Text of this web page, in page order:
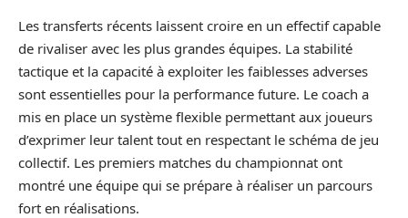
Les transferts récents laissent croire en un effectif capable
de rivaliser avec les plus grandes équipes. La stabilité
tactique et la capacité à exploiter les faiblesses adverses
sont essentielles pour la performance future. Le coach a
mis en place un système flexible permettant aux joueurs
d’exprimer leur talent tout en respectant le schéma de jeu
collectif. Les premiers matches du championnat ont
montré une équipe qui se prépare à réaliser un parcours
fort en réalisations.